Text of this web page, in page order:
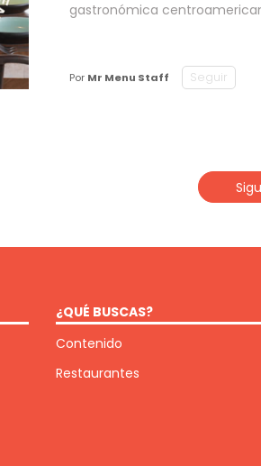
gastronómica
Por Mr Menu Staff Seguir
¿QUÉ BUSCAS?
Contenido
Restaurantes